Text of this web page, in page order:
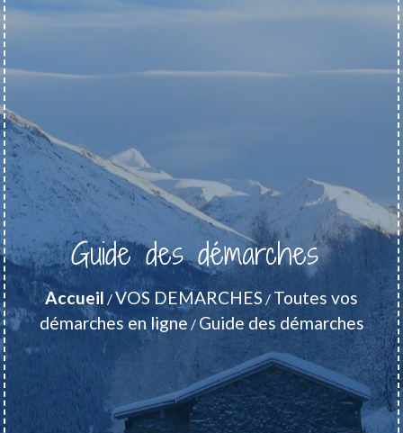
Guide des démarches
Accueil /VOS DEMARCHES / Toutes vos
démarches en ligne / Guide des démarches